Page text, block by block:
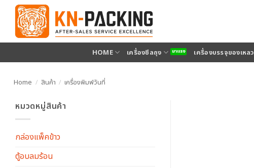
เนื้อหา
HOME เครื่องซีลถุง เครื่องบรรจุของเหลว
Home / สินค้า / เครื่องพิมพ์วันที่
หมวดหมู่สินค้า
กล่องแพ็คข้าว
ตู้อบลมร้อน